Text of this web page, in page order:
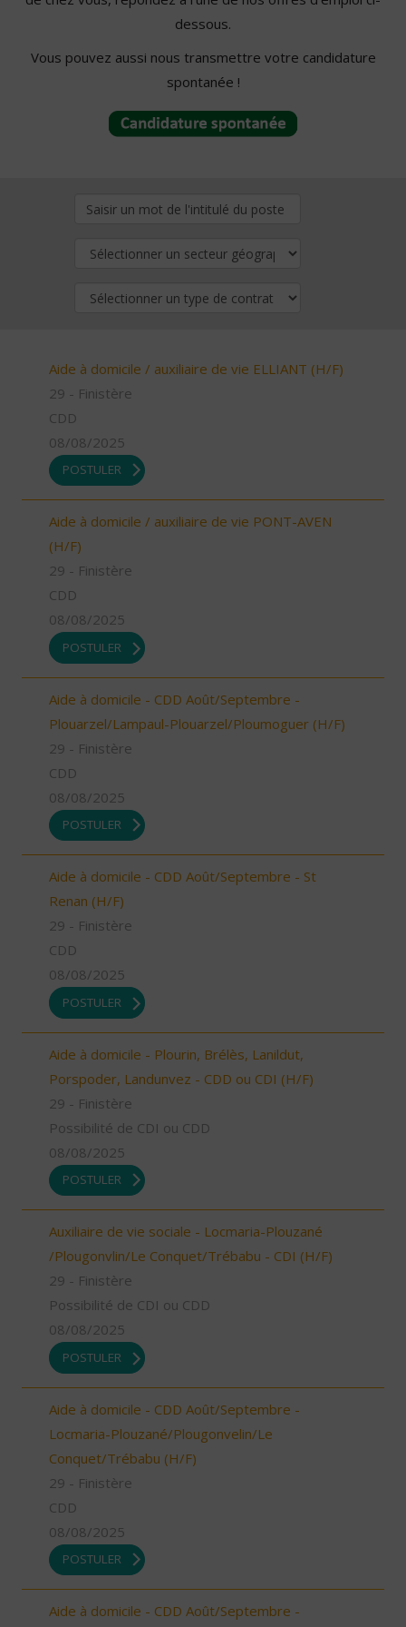
dessous.
Vous pouvez aussi nous transmettre votre candidature
spontanée !
Aide à domicile / auxiliaire de vie ELLIANT (H/F)
29 - Finistère
CDD
08/08/2025
POSTULER
Aide à domicile / auxiliaire de vie PONT-AVEN
(H/F)
29 - Finistère
CDD
08/08/2025
POSTULER
Aide à domicile - CDD Août/Septembre -
Plouarzel/Lampaul-Plouarzel/Ploumoguer (H/F)
29 - Finistère
CDD
08/08/2025
POSTULER
Aide à domicile - CDD Août/Septembre - St
Renan (H/F)
29 - Finistère
CDD
08/08/2025
POSTULER
Aide à domicile - Plourin, Brélès, Lanildut,
Porspoder, Landunvez - CDD ou CDI (H/F)
29 - Finistère
Possibilité de CDI ou CDD
08/08/2025
POSTULER
Auxiliaire de vie sociale - Locmaria-Plouzané
/Plougonvlin/Le Conquet/Trébabu - CDI (H/F)
29 - Finistère
Possibilité de CDI ou CDD
08/08/2025
POSTULER
Aide à domicile - CDD Août/Septembre -
Locmaria-Plouzané/Plougonvelin/Le
Conquet/Trébabu (H/F)
29 - Finistère
CDD
08/08/2025
POSTULER
Aide à domicile - CDD Août/Septembre -